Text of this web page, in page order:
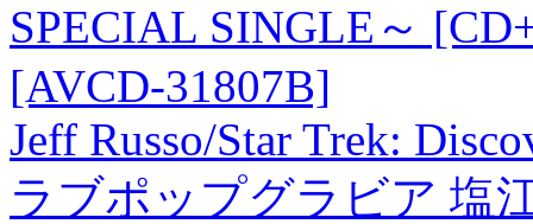
SPECIAL SINGLE～
[AVCD-31807B]
Jeff Russo/Star Trek:
ラブポップグラビア 塩